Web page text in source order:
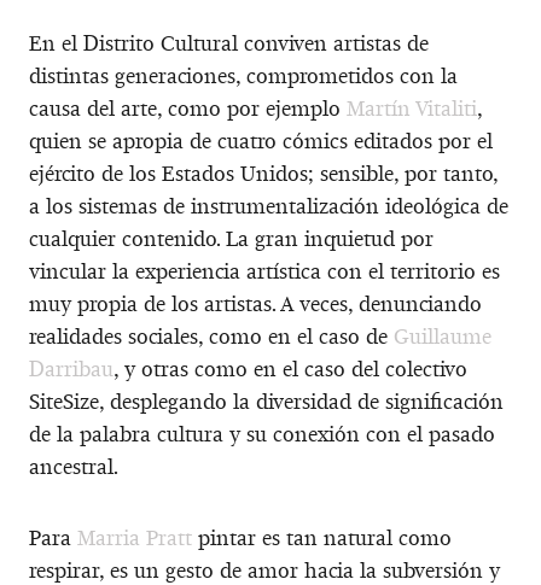
En el Distrito Cultural conviven artistas de
distintas generaciones, comprometidos con la
causa del arte, como por ejemplo Martín Vitaliti,
quien se apropia de cuatro cómics editados por el
ejército de los Estados Unidos; sensible, por tanto,
a los sistemas de instrumentalización ideológica de
cualquier contenido. La gran inquietud por
vincular la experiencia artística con el territorio es
muy propia de los artistas. A veces, denunciando
realidades sociales, como en el caso de Guillaume
Darribau, y otras como en el caso del colectivo
SiteSize, desplegando la diversidad de significación
de la palabra cultura y su conexión con el pasado
ancestral.
Para Marria Pratt pintar es tan natural como
respirar, es un gesto de amor hacia la subversión y